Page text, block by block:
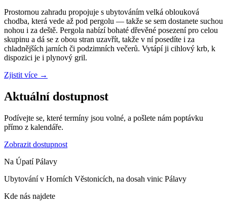
Prostornou zahradu propojuje s ubytováním velká oblouková
chodba, která vede až pod pergolu — takže se sem dostanete suchou
nohou i za deště. Pergola nabízí bohaté dřevěné posezení pro celou
skupinu a dá se z obou stran uzavřít, takže v ní posedíte i za
chladnějších jarních či podzimních večerů. Vytápí ji cihlový krb, k
dispozici je i plynový gril.
Zjistit více →
Aktuální dostupnost
Podívejte se, které termíny jsou volné, a pošlete nám poptávku
přímo z kalendáře.
Zobrazit dostupnost
Na Úpatí Pálavy
Ubytování v Horních Věstonicích, na dosah vinic Pálavy
Kde nás najdete